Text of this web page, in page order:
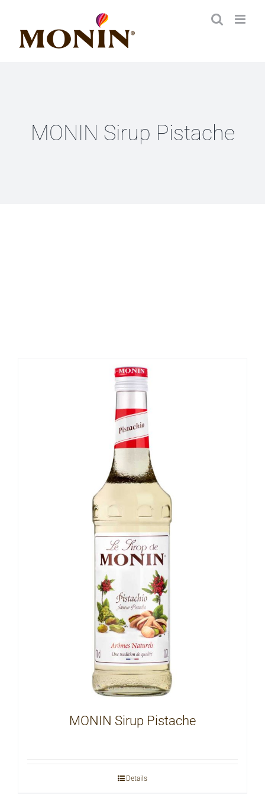
Inhalt
springen
MONIN Sirup Pistache
MONIN Sirup Pistache
Details